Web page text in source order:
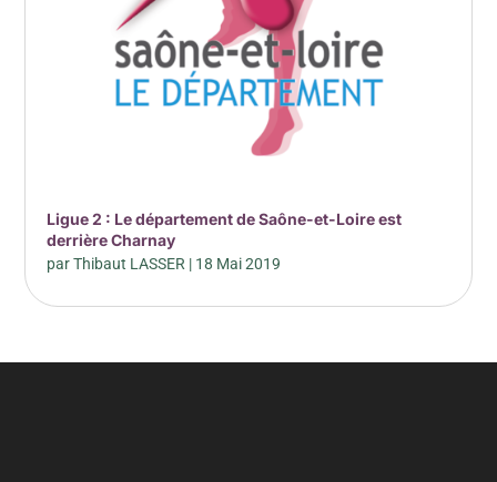
Ligue 2 : Le département de Saône-et-Loire est
derrière Charnay
parThibaut LASSER | 18 Mai 2019